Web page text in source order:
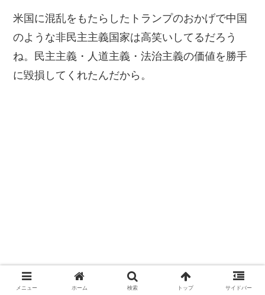
米国に混乱をもたらしたトランプのおかげで中国
のような非民主主義国家は高笑いしてるだろう
ね。民主主義・人道主義・法治主義の価値を勝手
に毀損してくれたんだから。
メニュー ホーム 検索 トップ サイドバー